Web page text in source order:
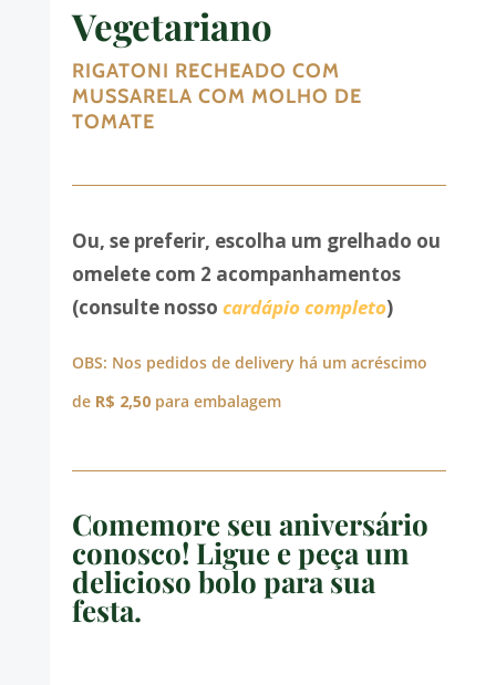
Vegetariano
RIGATONI RECHEADO COM
MUSSARELA COM MOLHO DE
TOMATE
Ou, se preferir, escolha um grelhado ou
omelete com 2 acompanhamentos
(consulte nosso cardápio completo)
OBS: Nos pedidos de delivery há um acréscimo
de R$ 2,50para embalagem
Comemore seu aniversário
conosco! Ligue e peça um
delicioso bolo para sua
festa.